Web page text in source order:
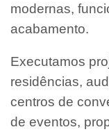
modernas,
acabamento.
Executamos
residências,
centros de
de eventos,